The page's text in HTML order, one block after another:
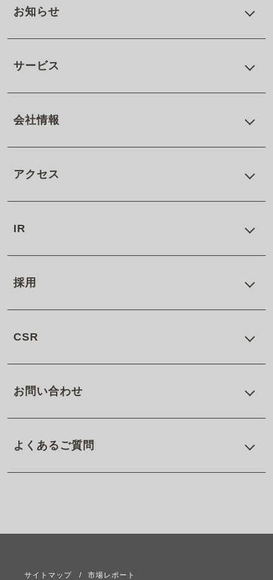
お知らせ
サービス
会社情報
アクセス
IR
採用
CSR
お問い合わせ
よくあるご質問
サイトマップ 市場レポート